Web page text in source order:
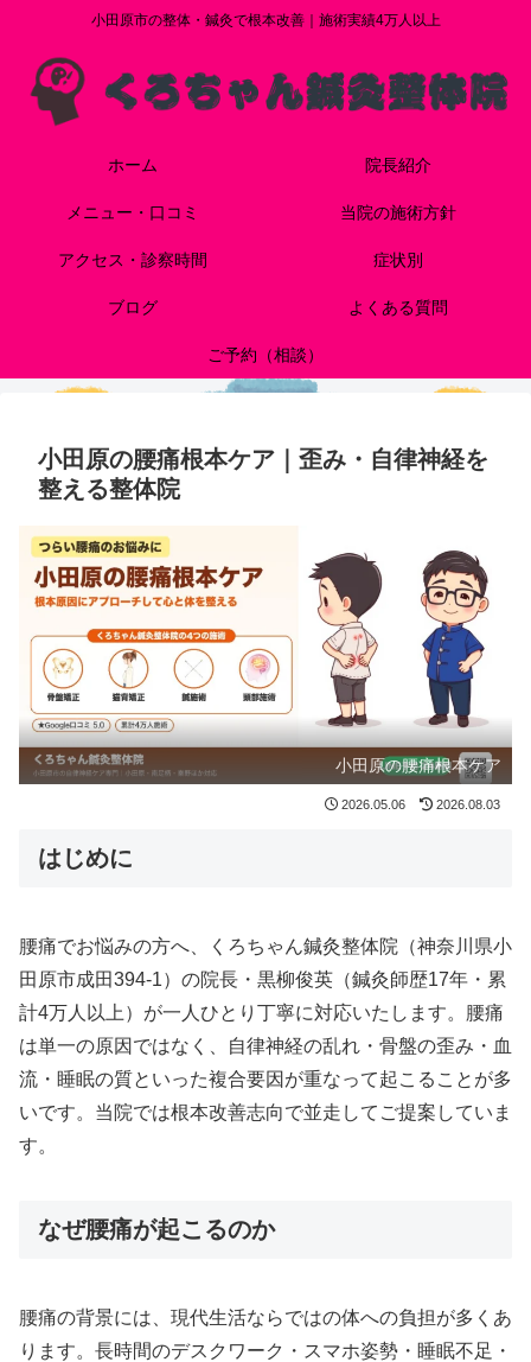
小田原市の整体・鍼灸で根本改善｜施術実績4万人以上
ホーム 院長紹介
メニュー・口コミ 当院の施術方針
アクセス・診察時間 症状別
ブログ よくある質問
ご予約（相談）
小田原の腰痛根本ケア｜歪み・自律神経を
整える整体院
小田原の腰痛根本ケア
2026.05.06 2026.08.03
はじめに
腰痛でお悩みの方へ、くろちゃん鍼灸整体院（神奈川県小
田原市成田394-1）の院長・黒柳俊英（鍼灸師歴17年・累
計4万人以上）が一人ひとり丁寧に対応いたします。腰痛
は単一の原因ではなく、自律神経の乱れ・骨盤の歪み・血
流・睡眠の質といった複合要因が重なって起こることが多
いです。当院では根本改善志向で並走してご提案していま
す。
なぜ腰痛が起こるのか
腰痛の背景には、現代生活ならではの体への負担が多くあ
ります。長時間のデスクワーク・スマホ姿勢・睡眠不足・